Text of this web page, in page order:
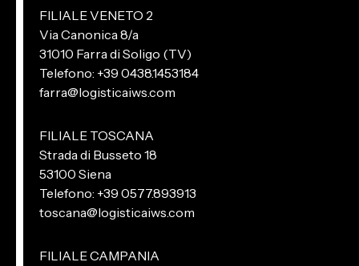
FILIALE VENETO 2
Via Canonica 8/a
31010 Farra di Soligo (TV)
Telefono: +39 0438.1453184
farra@logisticaiws.com
FILIALE TOSCANA
Strada di Busseto 18
53100 Siena
Telefono: +39 0577.893913
toscana@logisticaiws.com
FILIALE CAMPANIA